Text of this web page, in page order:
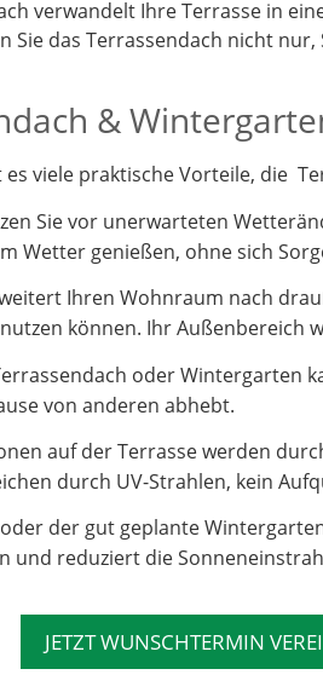
verwandelt Ihre Terrasse in
das Terrassendach nicht
&
viele praktische Vorteile, die
Sie vor unerwarteten
Wetter genießen, ohne sich
Ihren Wohnraum nach
können. Ihr Außenbereich
oder Wintergarten
von anderen abhebt.
auf der Terrasse werden
durch UV-Strahlen, kein
der gut geplante
reduziert die
JETZT WUNSCHTERMIN